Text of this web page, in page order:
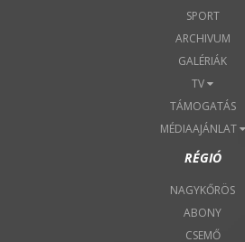
SPORT
ARCHIVUM
GALÉRIÁK
TV
TÁMOGATÁS
MÉDIAAJÁNLAT
RÉGIÓ
NAGYKŐRÖS
ABONY
CSEMŐ